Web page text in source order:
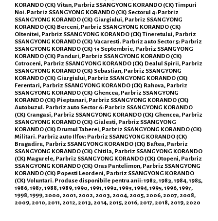
KORANDO (CK) Vitan, Parbriz SSANGYONG KORANDO (CK) Timpuri
Noi. Parbriz SSANGYONG KORANDO (CK) Sectorul 4: Parbriz
SSANGYONG KORANDO (CK) Giurgiului, Parbriz SSANGYONG
KORANDO (CK) Berceni, Parbriz SSANGYONG KORANDO (CK)
Oltenitei, Parbriz SSANGYONG KORANDO (CK) Tineretului, Parbriz
SSANGYONG KORANDO (CK) Vacaresti. Parbriz auto Sector 5: Parbriz
SSANGYONG KORANDO (CK) 13 Septembrie, Parbriz SSANGYONG
KORANDO (CK) Panduri, Parbriz SSANGYONG KORANDO (CK)
Cotroceni, Parbriz SSANGYONG KORANDO (CK) Dealul Spirii, Parbriz
SSANGYONG KORANDO (CK) Sebastian, Parbriz SSANGYONG
KORANDO (CK) Giurgiului, Parbriz SSANGYONG KORANDO (CK)
Ferentari, Parbriz SSANGYONG KORANDO (CK) Rahova, Parbriz
SSANGYONG KORANDO (CK) Ghencea, Parbriz SSANGYONG
KORANDO (CK) Pieptanari, Parbriz SSANGYONG KORANDO (CK)
Autobuzul. Parbriz auto Sector 6: Parbriz SSANGYONG KORANDO
(CK) Crangasi, Parbriz SSANGYONG KORANDO (CK) Ghencea, Parbriz
SSANGYONG KORANDO (CK) Giulesti, Parbriz SSANGYONG
KORANDO (CK) Drumul Taberei, Parbriz SSANGYONG KORANDO (CK)
Militari. Parbriz auto Ilfov: Parbriz SSANGYONG KORANDO (CK)
Bragadiru, Parbriz SSANGYONG KORANDO (CK) Buftea, Parbriz
SSANGYONG KORANDO (CK) Chitila, Parbriz SSANGYONG KORANDO
(CK) Magurele, Parbriz SSANGYONG KORANDO (CK) Otopeni, Parbriz
SSANGYONG KORANDO (CK) Oras Pantelimon, Parbriz SSANGYONG
KORANDO (CK) Popesti Leordeni, Parbriz SSANGYONG KORANDO
(CK) Voluntari. Produse disponibile pentru anii: 1982, 1983, 1984, 1985,
1986, 1987, 1988, 1989, 1990, 1991, 1992, 1993, 1994, 1995, 1996, 1997,
1998, 1999, 2000, 2001, 2002, 2003, 2004, 2005, 2006, 2007, 2008,
2009, 2010, 2011, 2012, 2013, 2014, 2015, 2016, 2017, 2018, 2019, 2020